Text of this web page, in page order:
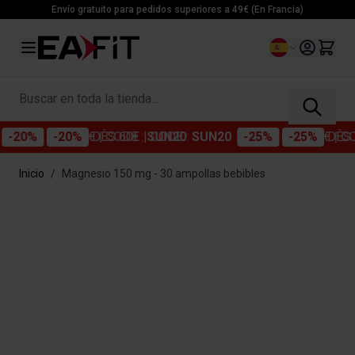
Ir al contenidoEnvío gratuito para pedidos superiores a 49€ (En Francia)
Lenguaje
Buscar en toda la tienda...
DÈS 60€| CODE :SUN20 -25% DÈS 70€| CODE :
Inicio / Magnesio 150 mg - 30 ampollas bebibles